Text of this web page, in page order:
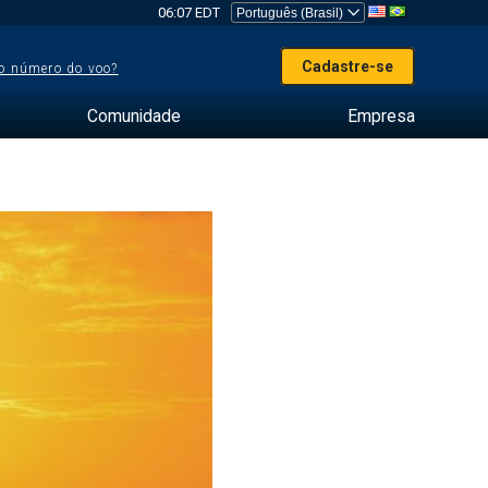
06:07 EDT
número do voo? Cadastre-se
Comunidade Empresa